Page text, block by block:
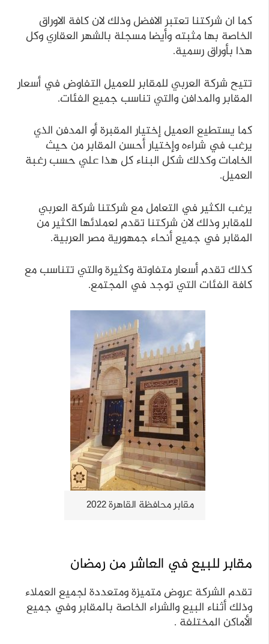
كما ان شركتنا تعتبر الافضل وذلك لان كافة الاوراق
الخاصة بها مثبته وأيضا مسجلة بالشهر العقاري وكل
هذا بأوراق رسمية.
تتيح شركة العربي للمقابر للعميل التفاوض في أسعار
المقابر والمدافن والتي تناسب جميع الفئات.
كما يستطيع العميل إختيار المقبرة أو المدفن الذي
يرغب في شراءه وإختيار أحسن المقابر من حيث
الخامات وكذلك شكل البناء كل هذا علي حسب رغبة
العميل.
يرغب الكثير في التعامل مع شركتنا شركة العربي
للمقابر وذلك لان شركتنا تقدم لعملائها الكثير من
المقابر في جميع أنحاء جمهورية مصر العربية.
كذلك تقدم أسعار متفاوتة وكثيرة والتي تتناسب مع
كافة الفئات التي توجد في المجتمع.
مقابر محافظة القاهرة 2022
مقابر للبيع في العاشر من رمضان
تقدم الشركة عروض متميزة ومتعددة لجميع العملاء
وذلك أثناء البيع والشراء الخاصة بالمقابر وفي جميع
الأماكن المختلفة .